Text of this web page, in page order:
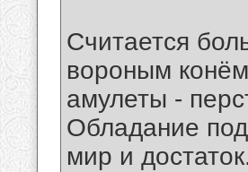
Считается
вороным
амулеты -
Обладание
мир и